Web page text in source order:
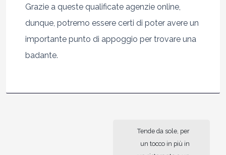
Grazie a queste qualificate agenzie online,
dunque, potremo essere certi di poter avere un
importante punto di appoggio per trovare una
badante.
Tende da sole, per
un tocco in più in